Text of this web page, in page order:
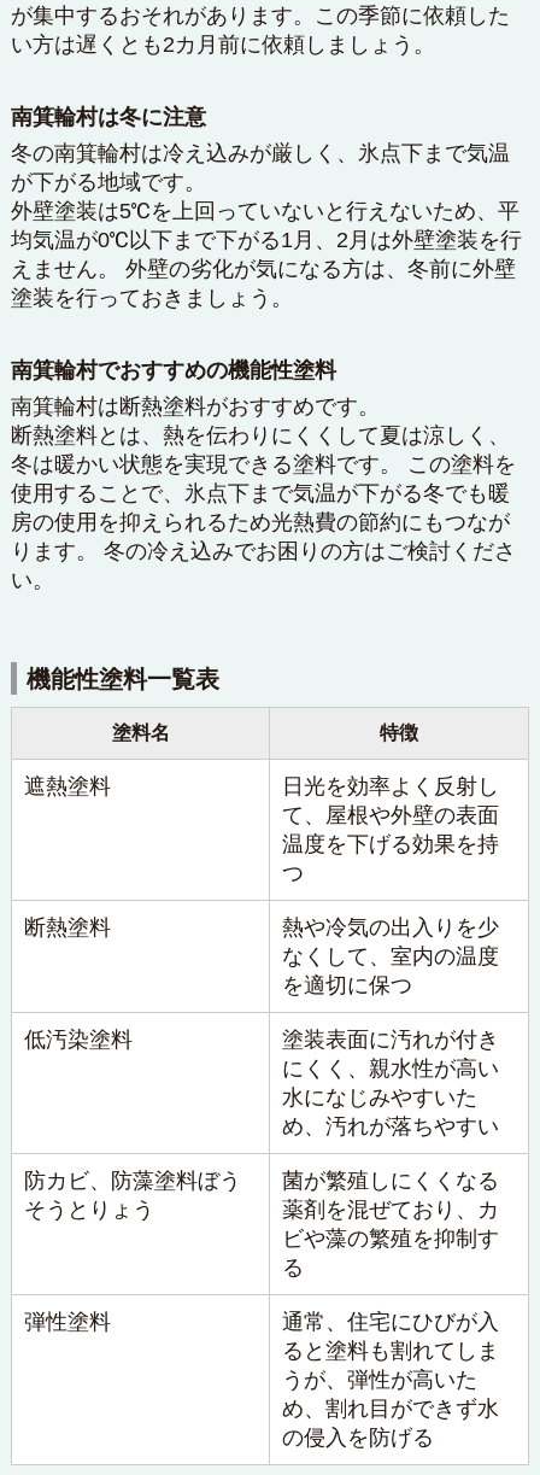
が集中するおそれがあります。この季節に依頼した
い方は遅くとも2カ月前に依頼しましょう。
南箕輪村は冬に注意
冬の南箕輪村は冷え込みが厳しく、氷点下まで気温
が下がる地域です。
外壁塗装は5℃を上回っていないと行えないため、平
均気温が0℃以下まで下がる1月、2月は外壁塗装を行
えません。 外壁の劣化が気になる方は、冬前に外壁
塗装を行っておきましょう。
南箕輪村でおすすめの機能性塗料
南箕輪村は断熱塗料がおすすめです。
断熱塗料とは、熱を伝わりにくくして夏は涼しく、
冬は暖かい状態を実現できる塗料です。 この塗料を
使用することで、氷点下まで気温が下がる冬でも暖
房の使用を抑えられるため光熱費の節約にもつなが
ります。 冬の冷え込みでお困りの方はご検討くださ
い。
機能性塗料一覧表
塗料名 特徴
遮熱塗料
日光を効率よく反射し
て、屋根や外壁の表面
温度を下げる効果を持
つ
断熱塗料
熱や冷気の出入りを少
なくして、室内の温度
を適切に保つ
低汚染塗料
塗装表面に汚れが付き
にくく、親水性が高い
水になじみやすいた
め、汚れが落ちやすい
防カビ、 防藻塗料ぼう
そうとりょう
菌が繁殖しにくくなる
薬剤を混ぜており、カ
ビや藻の繁殖を抑制す
る
弾性塗料
通常、住宅にひびが入
ると塗料も割れてしま
うが、弾性が高いた
め、割れ目ができず水
の侵入を防げる